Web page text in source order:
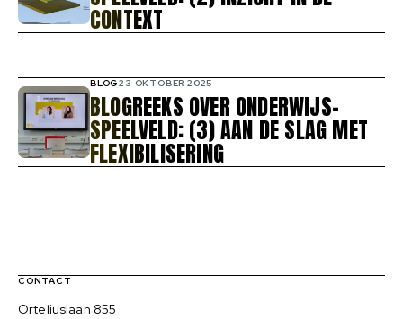
CONTEXT
BLOGREEKS OVER ONDERWIJS-
SPEELVELD: (3) AAN DE SLAG MET
FLEXIBILISERING
BLOG23 OKTOBER 2025
Contact, verdere links en colofon
CONTACT
Bezoekadres
Orteliuslaan 855